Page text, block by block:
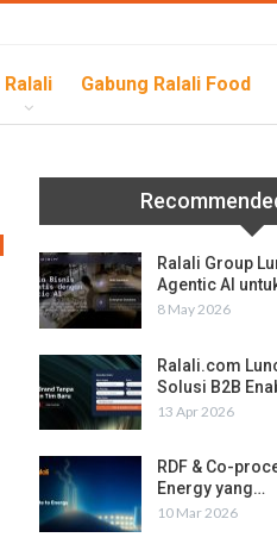
Ralali Gabung Ralali Food
Ralali Group
Agentic AI
8 May 2026
Ralali.com
Solusi B2B
13 Apr 2026
RDF & Co-
Energy yang…
10 Mar 2026